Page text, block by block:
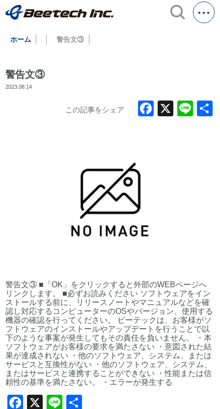
ホーム 警告文③
警告文③
2023.08.14
この記事をシェア X
警告文③ ■「OK」をクリックすると外部のWEBページへ
リンクします。 ■必ずお読みください ソフトウェアをイン
ストールする前に、リリースノートやマニュアルなどを確
認し対応するコンピューターのOSやバージョン、使用する
機器の確認を行ってください。 ビーテックは、お客様がソ
フトウェアのインストールやアップデートを行うことで以
下のような事案が発生してもその責任を負いません。 ・本
ソフトウェアがお客様の要求を満たさない ・意図された結
果が達成されない ・他のソフトウェア、システム、または
サービスと互換性がない ・他のソフトウェア、システム、
またはサービスと連携することができない ・性能または信
頼性の基準を満たさない。 ・エラーが発生する
F
X
Li